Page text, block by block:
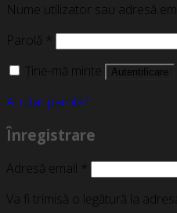
Nume utilizator sau adresă
Parolă *
Ține-mă minte
Autentificare
Ai uitat parola?
Înregistrare
Adresă email *
Va fi trimisă o legătură la